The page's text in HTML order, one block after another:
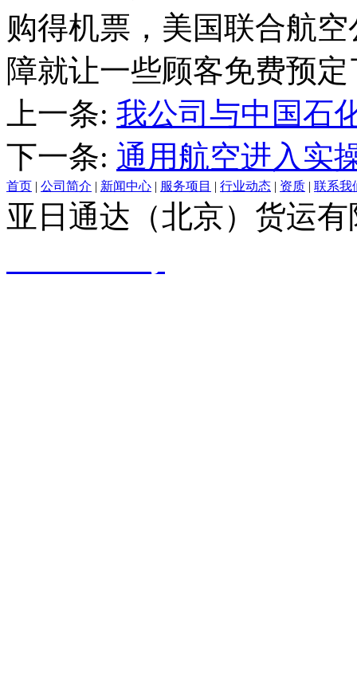
购得机票，美国联合航
障就让一些顾客免费预
上一条: 我公司与中国石
下一条: 通用航空进入实
首页 | 公司简介 | 新闻中心 | 服务项目 | 行业动态 | 资质 | 联系我
亚日通达（北京）货运